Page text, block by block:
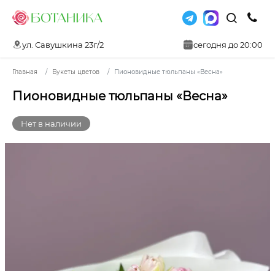
ул. Савушкина 23г/2 сегодня до 20:00
Главная Букеты цветов Пионовидные тюльпаны «Весна»
Пионовидные тюльпаны «Весна»
Нет в наличии